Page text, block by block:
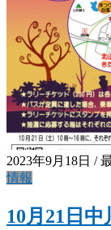
2023年9月18日 /
情報
10月21日